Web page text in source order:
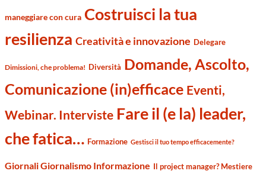
maneggiare con cura Costruisci la tua
resilienza Creatività e innovazione Delegare
Dimissioni, che problema! Diversità Domande, Ascolto,
Comunicazione (in)efficace Eventi,
Webinar. Interviste Fare il (e la) leader,
che fatica… Formazione Gestisci il tuo tempo efficacemente?
Giornali Giornalismo Informazione Il project manager? Mestiere